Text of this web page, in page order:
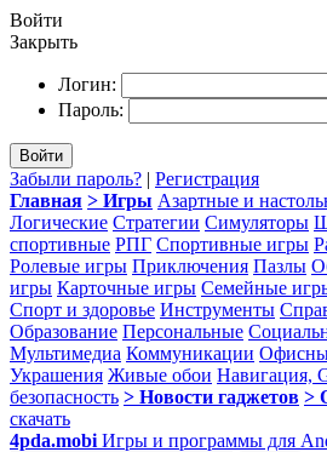
Войти
Закрыть
Логин:
Пароль:
Войти
Забыли пароль? | Регистрация
Главная > Игры Азартные и
Логические Стратегии Симуляторы
спортивные РПГ Спортивные игры
Ролевые игры Приключения Пазлы
игры Карточные игры Семейные
Спорт и здоровье Инструменты
Образование Персональные
Мультимедиа Коммуникации
Украшения Живые обои Навигация,
безопасность > Новости гаджетов >
скачать
4pda.mobi Игры и программы для